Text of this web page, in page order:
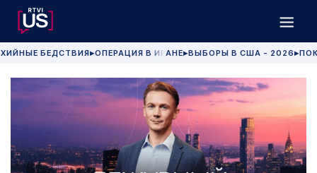
БЕДСТВИЯ▶ОПЕРАЦИЯ В ИРАНЕ▶ВЫБОРЫ В США - 2026 ▶